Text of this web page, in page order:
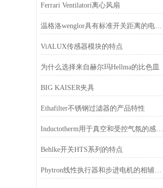
Ferrari Ventilatori离心风扇
温格洛wenglor具有标准开关距离的电感式传感器
ViALUX传感器模块的特点
为什么选择来自赫尔玛Hellma的比色皿
BIG KAISER夹具
Ethafilter不锈钢过滤器的产品特性
Inductotherm用于真空和受控气氛的感应系统
Behlke开关HTS系列的特点
Phytron线性执行器和步进电机的相辅相成